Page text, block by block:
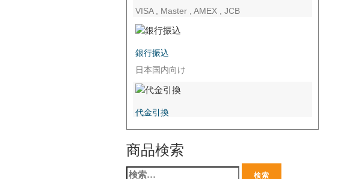
VISA , Master , AMEX , JCB
銀行振込
日本国内向け
代金引換
商品検索